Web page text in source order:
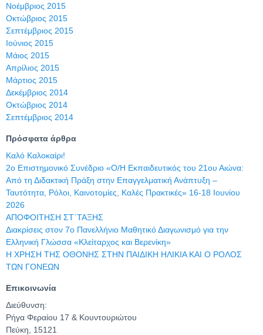
Νοέμβριος 2015
Οκτώβριος 2015
Σεπτέμβριος 2015
Ιούνιος 2015
Μάιος 2015
Απρίλιος 2015
Μάρτιος 2015
Δεκέμβριος 2014
Οκτώβριος 2014
Σεπτέμβριος 2014
Πρόσφατα άρθρα
Καλό Καλοκαίρι!
2ο Επιστημονικό Συνέδριο «Ο/Η Εκπαιδευτικός του 21ου Αιώνα:
Από τη Διδακτική Πράξη στην Επαγγελματική Ανάπτυξη –
Ταυτότητα, Ρόλοι, Καινοτομίες, Καλές Πρακτικές» 16-18 Ιουνίου
2026
ΑΠΟΦΟΙΤΗΣΗ ΣΤ΄ΤΑΞΗΣ
Διακρίσεις στον 7ο Πανελλήνιο Μαθητικό Διαγωνισμό για την
Ελληνική Γλώσσα «Κλείταρχος και Βερενίκη»
Η ΧΡΗΣΗ ΤΗΣ ΟΘΟΝΗΣ ΣΤΗΝ ΠΑΙΔΙΚΗ ΗΛΙΚΙΑ ΚΑΙ Ο ΡΟΛΟΣ
ΤΩΝ ΓΟΝΕΩΝ
Επικοινωνία
Διεύθυνση:
Ρήγα Φεραίου 17 & Κουντουριώτου
Πεύκη, 15121